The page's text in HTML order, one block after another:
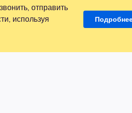
отправить
используя